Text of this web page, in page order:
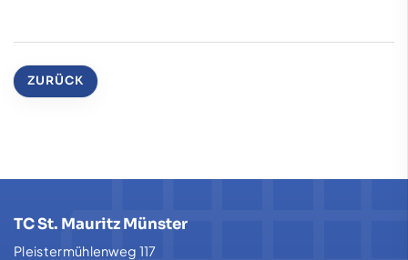
ZURÜCK
TC St. Mauritz Münster
Pleistermühlenweg 117